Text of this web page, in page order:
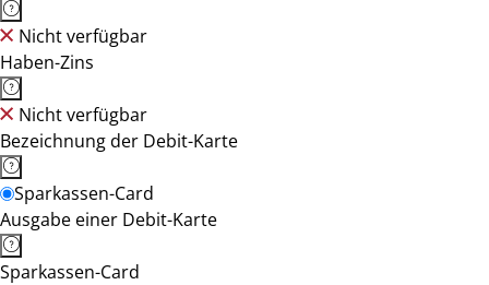
Nicht verfügbar
Haben-Zins
Nicht verfügbar
Bezeichnung der Debit-Karte
Sparkassen-Card
Ausgabe einer Debit-Karte
Sparkassen-Card